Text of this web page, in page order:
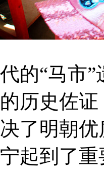
的“马市
历史佐
了明朝
起到了